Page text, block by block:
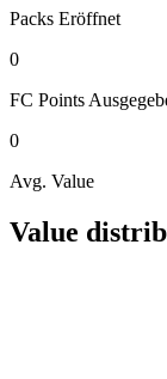
Packs Eröffnet
0
FC Points
0
Avg. Value
Value